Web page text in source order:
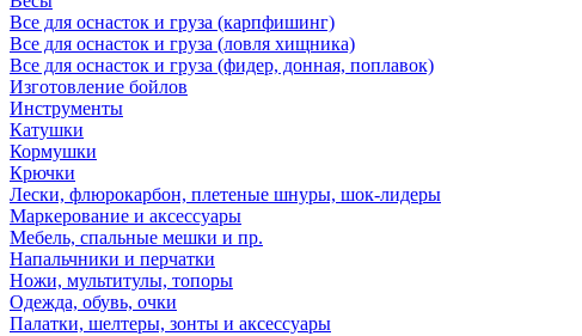
Все для оснасток и груза (карпфишинг)
Все для оснасток и груза (ловля хищника)
Все для оснасток и груза (фидер, донная, поплавок)
Изготовление бойлов
Инструменты
Катушки
Кормушки
Крючки
Лески, флюрокарбон, плетеные шнуры, шок-лидеры
Маркерование и аксессуары
Мебель, спальные мешки и пр.
Напальчники и перчатки
Ножи, мультитулы, топоры
Одежда, обувь, очки
Палатки, шелтеры, зонты и аксессуары